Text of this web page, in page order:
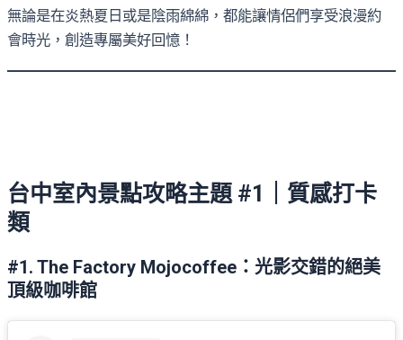
無論是在炎熱夏日或是陰雨綿綿，都能讓情侶們享受浪漫約
會時光，創造專屬美好回憶！
台中室內景點攻略主題 #1｜質感打卡
類
#1. The Factory Mojocoffee：光影交錯的絕美
頂級咖啡館